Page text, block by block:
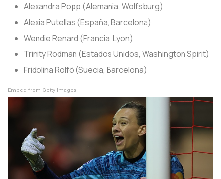
Alexandra Popp (Alemania, Wolfsburg)
Alexia Putellas (España, Barcelona)
Wendie Renard (Francia, Lyon)
Trinity Rodman (Estados Unidos, Washington Spirit)
Fridolina Rolfö (Suecia, Barcelona)
Embed from Getty Images